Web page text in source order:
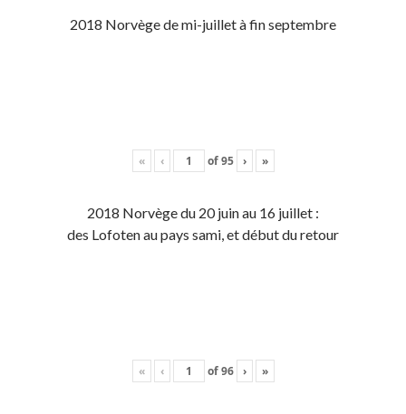
2018 Norvège de mi-juillet à fin septembre
« ‹ of95 › »
2018 Norvège du 20 juin au 16 juillet :
des Lofoten au pays sami, et début du retour
« ‹ of96 › »